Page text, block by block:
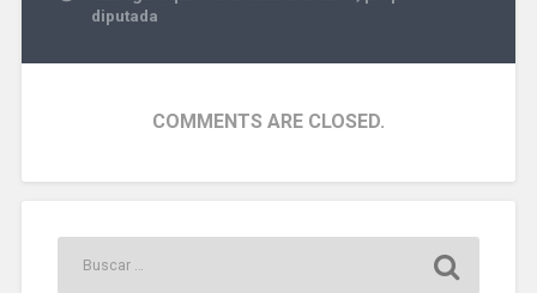
diputada
COMMENTS ARE CLOSED.